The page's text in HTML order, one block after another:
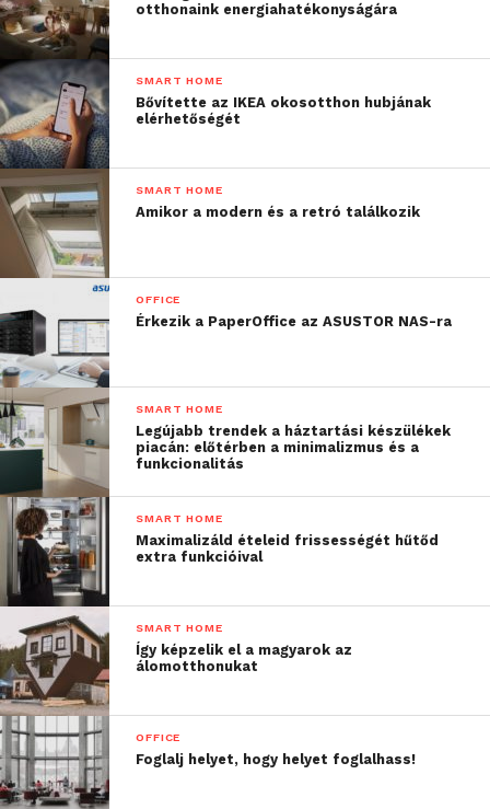
otthonaink energiahatékonyságára
SMART HOME
Bővítette az IKEA okosotthon hubjának
elérhetőségét
SMART HOME
Amikor a modern és a retró találkozik
OFFICE
Érkezik a PaperOffice az ASUSTOR NAS-ra
SMART HOME
Legújabb trendek a háztartási készülékek
piacán: előtérben a minimalizmus és a
funkcionalitás
SMART HOME
Maximalizáld ételeid frissességét hűtőd
extra funkcióival
SMART HOME
Így képzelik el a magyarok az
álomotthonukat
OFFICE
Foglalj helyet, hogy helyet foglalhass!